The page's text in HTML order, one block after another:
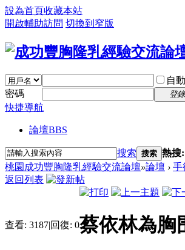
設為首頁收藏本站
開啟輔助訪問 切換到窄版
自
密碼
登錄
快捷導航
論壇BBS
搜索 搜索 熱搜:
桃園成功豐胸隆乳經驗交流論壇»論壇 › 手
返回列表
查看: 3187|回復: 0蔡依林為胸